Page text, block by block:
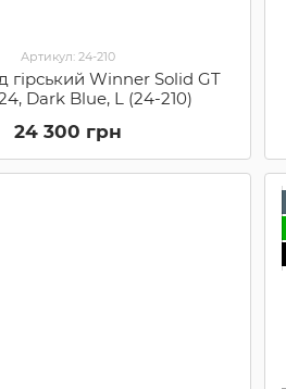
Артикул: 24-210
гірський Winner Solid GT
Dark Blue, L (24-210)
24 300 грн